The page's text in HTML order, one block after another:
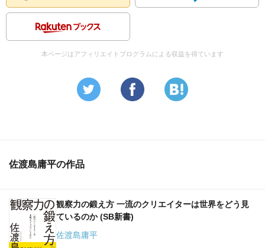
本ページはアフィリエイトプログラムによる収益を得ています
佐渡島庸平の作品
観察力の鍛え方 一流のクリエイターは世界をどう見
ているのか (SB新書)
佐渡島庸平